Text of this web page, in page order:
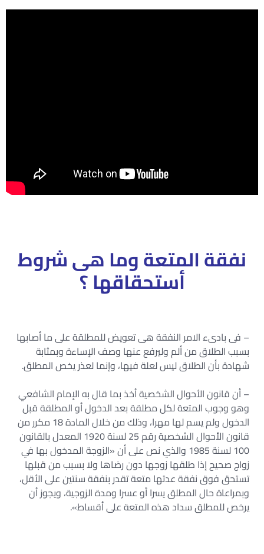
نفقة المتعة وما هى شروط
أستحقاقها ؟
– فى بادىء الامر النفقة هى تعويض للمطلقة على ما أصابها
بسبب الطلاق من ألم وليرفع عنها وصف الإساءة وبمثابة
شهادة بأن الطلاق ليس لعلة فيها، وإنما لعذر يخص المطلق.
– أن قانون الأحوال الشخصية أخذ بما قال به الإمام الشافعي
وهو وجوب المتعة لكل مطلقة بعد الدخول أو المطلقة قبل
الدخول ولم يسم لها مهرا، وذلك من خلال المادة 18 مكرر من
قانون الأحوال الشخصية رقم 25 لسنة 1920 المعدل بالقانون
100 لسنة 1985 والذي نص على أن «الزوجة المدخول بها في
زواج صحيح إذا طلقها زوجها دون رضاها ولا بسبب من قبلها
تستحق فوق نفقة عدتها متعة تقدر بنفقة سنتين على الأقل،
وبمراعاة حال المطلق يسرا أو عسرا ومدة الزوجية، ويجوز أن
يرخص للمطلق سداد هذه المتعة على أقساط».